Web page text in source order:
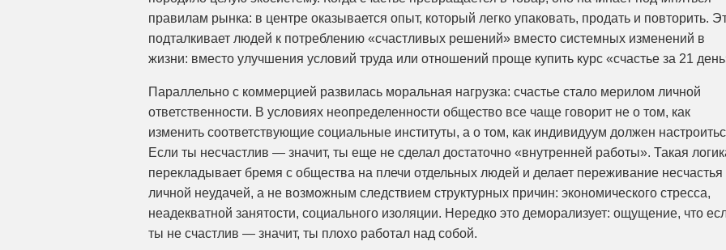
правилам рынка: в центре оказывается опыт, который легко упаковать, продать и повторить.
подталкивает людей к потреблению «счастливых решений» вместо системных изменений в
жизни: вместо улучшения условий труда или отношений проще купить курс «счастье за 21
Параллельно с коммерцией развилась моральная нагрузка: счастье стало мерилом личной
ответственности. В условиях неопределенности общество все чаще говорит не о том, как
изменить соответствующие социальные институты, а о том, как индивидуум должен
Если ты несчастлив — значит, ты еще не сделал достаточно «внутренней работы». Такая
перекладывает бремя с общества на плечи отдельных людей и делает переживание несчастья
личной неудачей, а не возможным следствием структурных причин: экономического стресса,
неадекватной занятости, социального изоляции. Нередко это деморализует: ощущение, что
ты не счастлив — значит, ты плохо работал над собой.